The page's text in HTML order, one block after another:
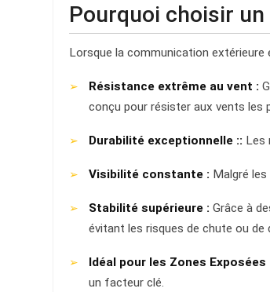
Pourquoi choisir un
Lorsque la communication
Résistance extrême au vent :
conçu pour résister aux vents les
Durabilité exceptionnelle :: Les
Visibilité constante : Malgré
Stabilité supérieure : Grâce à
évitant les risques de chute ou de
Idéal pour les Zones Exposées
un facteur clé.